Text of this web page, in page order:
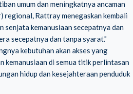
umum dan meningkatnya ancaman
regional, Rattray menegaskan kembali
senjata kemanusiaan secepatnya dan
secepatnya dan tanpa syarat."
kebutuhan akan akses yang
kemanusiaan di semua titik perlintasan
hidup dan kesejahteraan penduduk